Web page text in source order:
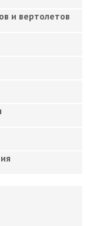
и вертолетов